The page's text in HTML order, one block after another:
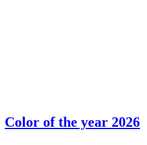
Color of the year 2026